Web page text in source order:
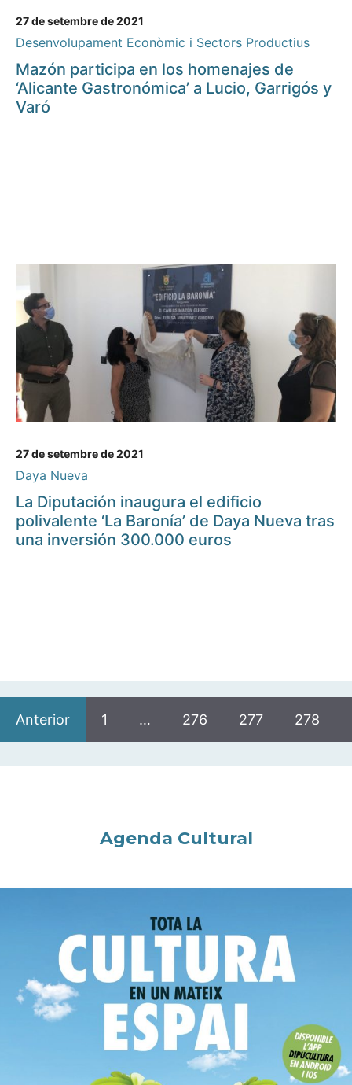
27 de setembre de 2021
Desenvolupament Econòmic i Sectors Productius
Mazón participa en los homenajes de
‘Alicante Gastronómica’ a Lucio, Garrigós y
Varó
27 de setembre de 2021
Daya Nueva
La Diputación inaugura el edificio
polivalente ‘La Baronía’ de Daya Nueva tras
una inversión 300.000 euros
Anterior 1 … 276 277 278
Agenda Cultural